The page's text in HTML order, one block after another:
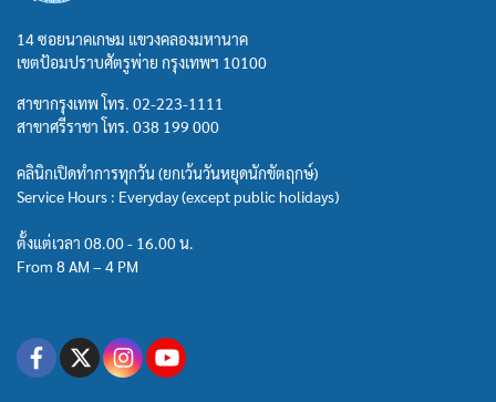
14 ซอยนาคเกษม แขวงคลองมหานาค
เขตป้อมปราบศัตรูพ่าย กรุงเทพฯ 10100
สาขากรุงเทพ โทร. 02-223-1111
สาขาศรีราชา โทร. 038 199 000
คลินิกเปิดทำการทุกวัน (ยกเว้นวันหยุดนักขัตฤกษ์)
Service Hours : Everyday (except public holidays)
ตั้งแต่เวลา 08.00 - 16.00 น.
From 8 AM – 4 PM